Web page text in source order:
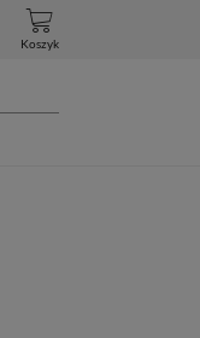
Koszyk